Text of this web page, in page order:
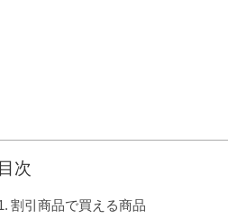
目次
割引商品で買える商品